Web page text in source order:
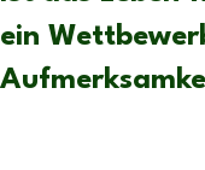
ein